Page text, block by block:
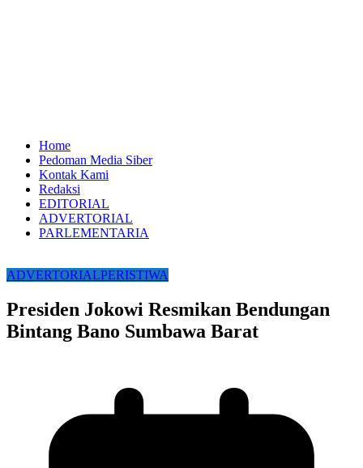
Home
Pedoman Media Siber
Kontak Kami
Redaksi
EDITORIAL
ADVERTORIAL
PARLEMENTARIA
ADVERTORIALPERISTIWA
Presiden Jokowi Resmikan Bendungan
Bintang Bano Sumbawa Barat